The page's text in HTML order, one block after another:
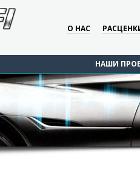
О НАС
НАШИ